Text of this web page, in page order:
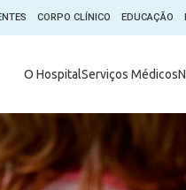
CORPO CLÍNICO EDUCAÇÃO
O HospitalServiços Médicos
Ambulatório
Comitê de
Conheça o
Blog Saúde